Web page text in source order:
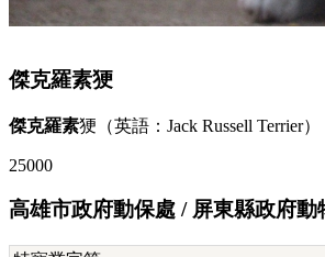
傑克羅素㹴
傑克羅素㹴（英語：Jack Russell Terrier
25000
高雄市政府動保處 / 屏東縣政府